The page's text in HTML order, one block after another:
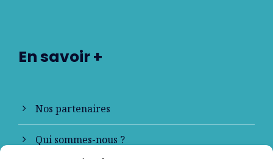
En savoir +
Nos partenaires
Qui sommes-nous ?